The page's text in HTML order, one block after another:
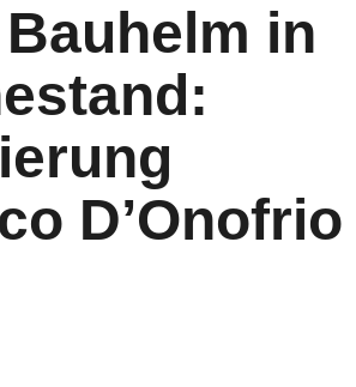
in
D’Onofrio